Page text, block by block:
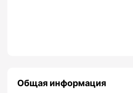
Общая информация